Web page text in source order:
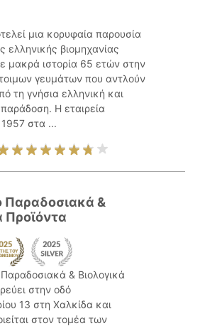
μια κορυφαία παρουσία
ελληνικής βιομηχανίας
μακρά ιστορία 65 ετών στην
γευμάτων που αντλούν
τη γνήσια ελληνική και
Η εταιρεία
1957 στα ...
Παραδοσιακά &
Προϊόντα
& Βιολογικά
στην οδό
13 στη Χαλκίδα και
στον τομέα των